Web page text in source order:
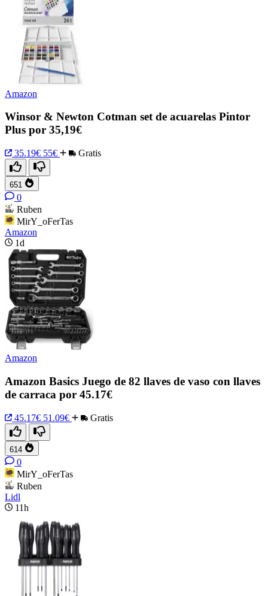
Amazon
Winsor & Newton Cotman set de acuarelas Pintor
Plus por 35,19€
35.19€ 55€ Gratis
651
0
Ruben
MirY_oFerTas
Amazon
1d
Amazon
Amazon Basics Juego de 82 llaves de vaso con llaves
de carraca por 45.17€
45.17€ 51.09€ Gratis
614
0
MirY_oFerTas
Ruben
Lidl
11h